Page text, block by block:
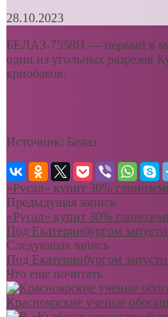
28.10.2023
БЕЛАЗ-7558Н — первый в
один из угольных разрезов
криобаков.
Источник: Белаз
«Русал» купит 30%
Предыдущая запись
«Русал» купит 30%
Под Екатеринбургом
Следующая запись
Под Екатеринбургом
Что еще почитать
Красноярские ученые